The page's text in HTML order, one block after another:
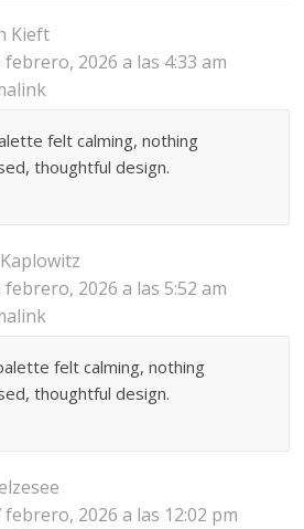
Kieft
febrero, 2026 a las 4:33 am
felt calming, nothing
thoughtful design.
febrero, 2026 a las 5:52 am
felt calming, nothing
thoughtful design.
febrero, 2026 a las 12:02 pm